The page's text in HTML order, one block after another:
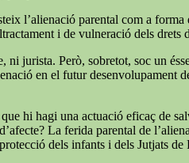
l’alienació parental com a
i de vulneració dels drets
jurista. Però, sobretot, soc un
en el futur desenvolupament
hi hagi una actuació eficaç de
La ferida parental de
dels infants i dels Jutjats de